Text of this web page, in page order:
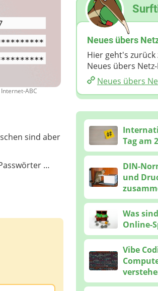
ABC
sind aber
…
Neues übers
Hier geht's
Neues übers
Neues übers
Tag am
DIN-
und
Was
Online-
Vibe